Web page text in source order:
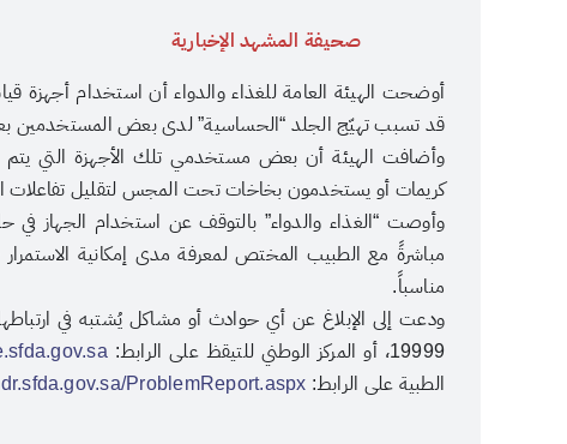
صحيفة المشهد الإخبارية
قد تسبب تهيّج الجلد “الحساسية” لدى بعض المستخدمين
وأضافت الهيئة أن بعض مستخدمي تلك الأجهزة التي يتم
كريمات أو يستخدمون بخاخات تحت المجس لتقليل تفاعلات
وأوصت “الغذاء والدواء” بالتوقف عن استخدام الجهاز
مباشرةً مع الطبيب المختص لمعرفة مدى إمكانية
مناسباً.
ودعت إلى الإبلاغ عن أي حوادث أو مشاكل يُشتبه في
19999، أو المركز الوطني للتيقظ على الرابط:
الطبية على الرابط: